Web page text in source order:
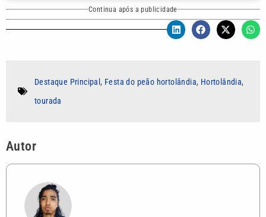
Continua após a publicidade
Destaque Principal , Festa do peão hortolândia, Hortolândia,
tourada
Autor